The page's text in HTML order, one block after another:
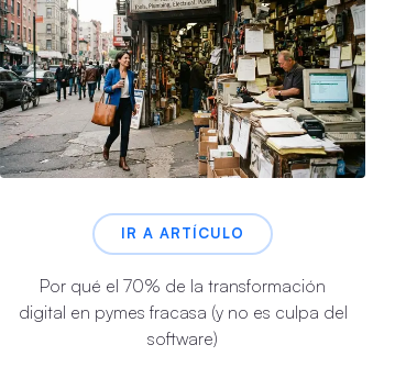
IR A ARTÍCULO
Por qué el 70% de la transformación
digital en pymes fracasa (y no es culpa del
software)